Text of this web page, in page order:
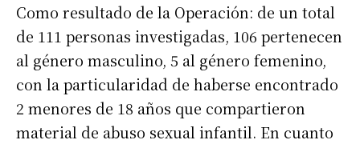
Como resultado de la Operación: de un total
de 111 personas investigadas, 106 pertenecen
al género masculino, 5 al género femenino,
con la particularidad de haberse encontrado
2 menores de 18 años que compartieron
material de abuso sexual infantil. En cuanto